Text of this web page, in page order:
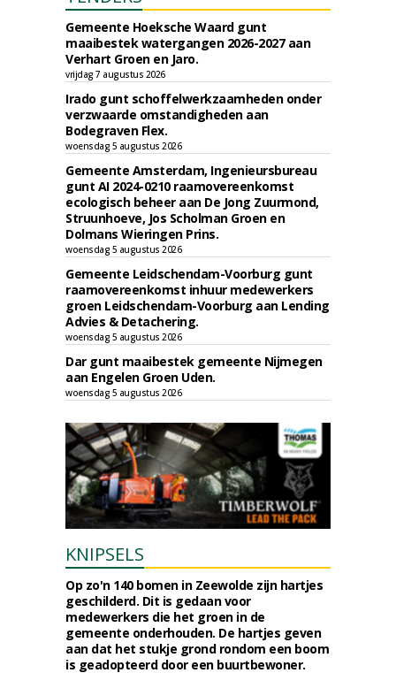
Gemeente Hoeksche Waard gunt
maaibestek watergangen 2026-2027 aan
Verhart Groen en Jaro.
vrijdag 7 augustus 2026
Irado gunt schoffelwerkzaamheden onder
verzwaarde omstandigheden aan
Bodegraven Flex.
woensdag 5 augustus 2026
Gemeente Amsterdam, Ingenieursbureau
gunt AI 2024-0210 raamovereenkomst
ecologisch beheer aan De Jong Zuurmond,
Struunhoeve, Jos Scholman Groen en
Dolmans Wieringen Prins.
woensdag 5 augustus 2026
Gemeente Leidschendam-Voorburg gunt
raamovereenkomst inhuur medewerkers
groen Leidschendam-Voorburg aan Lending
Advies & Detachering.
woensdag 5 augustus 2026
Dar gunt maaibestek gemeente Nijmegen
aan Engelen Groen Uden.
woensdag 5 augustus 2026
KNIPSELS
Op zo'n 140 bomen in Zeewolde zijn hartjes
geschilderd. Dit is gedaan voor
medewerkers die het groen in de
gemeente onderhouden. De hartjes geven
aan dat het stukje grond rondom een boom
is geadopteerd door een buurtbewoner.